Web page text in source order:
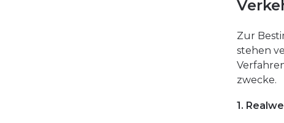
Zur
stehen
zwecke.
1.